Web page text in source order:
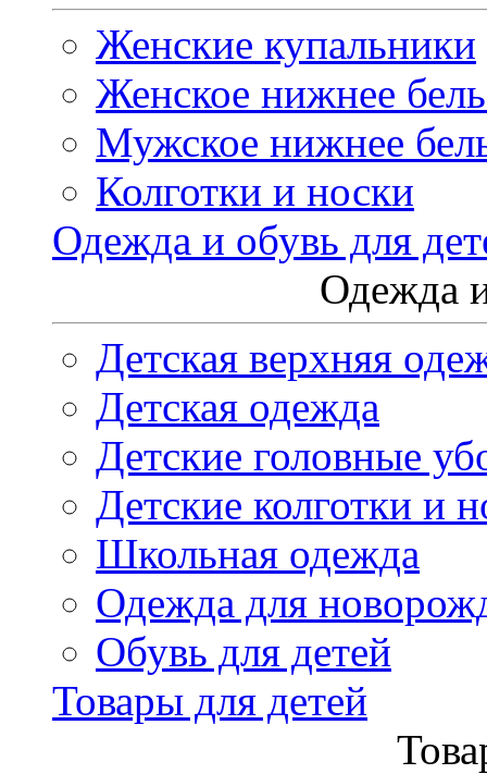
Женские купальники
Женское нижнее
Мужское нижнее
Колготки и носки
Одежда и обувь для
Одежда
Детская верхняя
Детская одежда
Детские головные
Детские колготки и
Школьная одежда
Одежда для
Обувь для детей
Товары для детей